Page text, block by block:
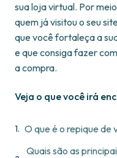
sua loja virtual. Por
quem já visitou o seu
que você fortaleça a
e que consiga fazer
a compra.
Veja o que você irá
O que é o repique de
Quais são as